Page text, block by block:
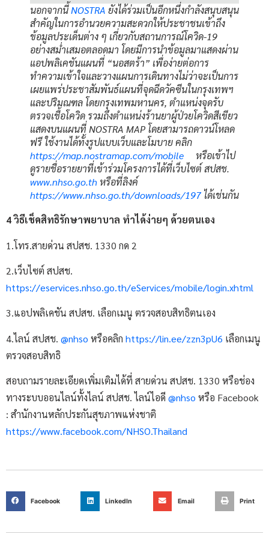
นอกจากนี้NOSTRA ยังได้ร่วมเป็นอีกหนึ่งกำลังสนุบสนุน
สำคัญในการอำนวยความสะดวกให้ประชาชนเข้าถึง
ข้อมูลประเด็นต่าง ๆ เกี่ยวกับสถานการณ์โควิด-19
อย่างสม่ำเสมอตลอดมา โดยมีการนำข้อมูลมาแสดงผ่าน
แอปพลิเคชันแผนที่ “นอสตร้า” เพื่อง่ายต่อการ
ทำความเข้าใจและวางแผนการเดินทางไม่ว่าจะเป็นการ
เผยแพร่ประชาสัมพันธ์แผนที่จุดฉีดวัคซีนในกรุงเทพฯ
และปริมณฑล โดยกรุงเทพมหานคร, ตำแหน่งจุดรับ
ตรวจเชื้อโควิด รวมถึงตำแหน่งร้านยาผู้ป่วยโควิดสีเขียว
แสดงบนแผนที่ NOSTRA MAP โดยสามารถดาวน์โหลด
ฟรี ใช้งานได้ทั้งรูปแบบเว็บและโมบาย คลิก
https://map.nostramap.com/mobile
หรือเข้าไป
ดูรายชื่อรายยาที่เข้าร่วมโครงการได้ที่เว็บไซต์ สปสช.
www.nhso.go.th หรือที่ลิงค์
https://www.nhso.go.th/downloads/197ได้เช่นกัน
4วิธีเช็คสิทธิรักษาพยาบาล ทำได้ง่ายๆ ด้วยตนเอง
1.โทร.สายด่วน สปสช. 1330 กด 2
2.เว็บไซต์ สปสช.
https://eservices.nhso.go.th/eServices/mobile/login.xhtml
3.แอปพลิเคชัน สปสช. เลือกเมนู ตรวจสอบสิทธิตนเอง
4.ไลน์ สปสช. @nhso หรือคลิก https://lin.ee/zzn3pU6 เลือกเมนู
ตรวจสอบสิทธิ
สอบถามรายละเอียดเพิ่มเติมได้ที่ สายด่วน สปสช. 1330 หรือช่อง
ทางระบบออนไลน์ทั้งไลน์ สปสช. ไลน์ไอดี @nhso หรือ Facebook
: สำนักงานหลักประกันสุขภาพแห่งชาติ
https://www.facebook.com/NHSO.Thailand
Facebook LinkedIn Email Print